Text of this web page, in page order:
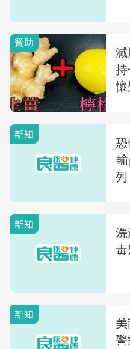
新知
列
新知
新知